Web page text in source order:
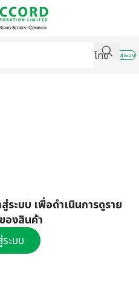
ไทย
เข้าสู่ระบบ
ะบบ เพื่อดำเนินการดูราย
องสินค้า
ระบบ